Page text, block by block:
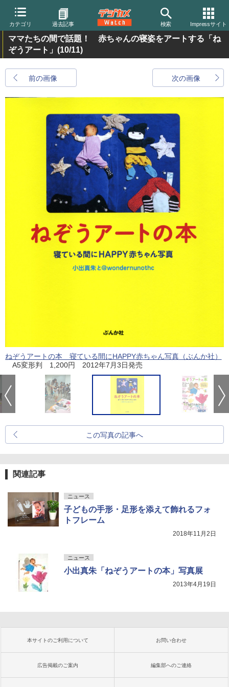
カテゴリ 過去記事 検索 Impressサイト
ママたちの間で話題！ 赤ちゃんの寝姿をアートする「ね
ぞうアート」 (10/11)
前の画像 次の画像
ねぞうアートの本 寝ている間にHAPPY赤ちゃん写真（ぶんか社）
A5変形判 1,200円 2012年7月3日発売
この写真の記事へ
関連記事
ニュース
子どもの手形・足形を添えて飾れるフォ
トフレーム
2018年11月2日
ニュース
小出真朱「ねぞうアートの本」写真展
2013年4月19日
本サイトのご利用について お問い合わせ
広告掲載のご案内 編集部へのご連絡